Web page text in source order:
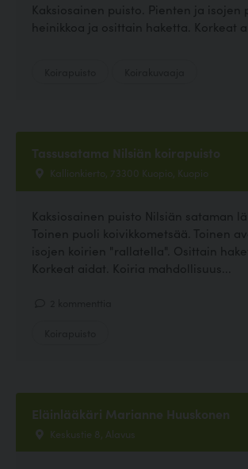
Kaksiosainen puisto. Pienten ja isojen
heinikkoa ja osittain haketta. Korkeat
Tassusatama Nilsiän koirapuisto
Kallionkierto, 73300 Kuopio, Kuopio
Kaksiosainen puisto Nilsiän sataman
Toinen puoli koivikkometsää. Toinen
isojen koirien "rallatella". Osittain
Korkeat aidat. Koiria mahdollisuus...
Eläinlääkäri Marianne Huuskonen
Keskustie 8, Alavus